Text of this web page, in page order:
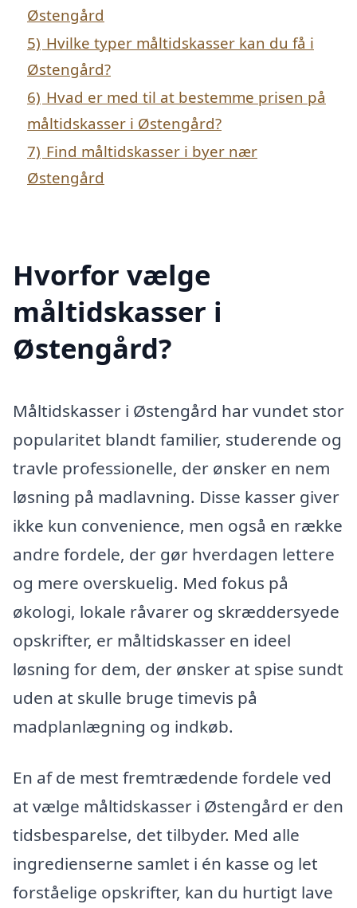
Østengård
5) Hvilke typer måltidskasser kan du få i
Østengård?
6) Hvad er med til at bestemme prisen på
måltidskasser i Østengård?
7) Find måltidskasser i byer nær
Østengård
Hvorfor vælge
måltidskasser i
Østengård?
Måltidskasser i Østengård har vundet stor
popularitet blandt familier, studerende og
travle professionelle, der ønsker en nem
løsning på madlavning. Disse kasser giver
ikke kun convenience, men også en række
andre fordele, der gør hverdagen lettere
og mere overskuelig. Med fokus på
økologi, lokale råvarer og skræddersyede
opskrifter, er måltidskasser en ideel
løsning for dem, der ønsker at spise sundt
uden at skulle bruge timevis på
madplanlægning og indkøb.
En af de mest fremtrædende fordele ved
at vælge måltidskasser i Østengård er den
tidsbesparelse, det tilbyder. Med alle
ingredienserne samlet i én kasse og let
forståelige opskrifter, kan du hurtigt lave